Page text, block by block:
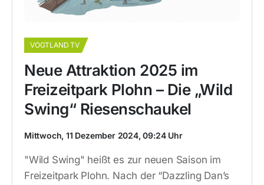
VOGTLAND TV
Neue Attraktion 2025 im
Freizeitpark Plohn – Die „Wild
Swing“ Riesenschaukel
Mittwoch, 11 Dezember 2024, 09:24 Uhr
"Wild Swing" heißt es zur neuen Saison im
Freizeitpark Plohn. Nach der “Dazzling Dan’s